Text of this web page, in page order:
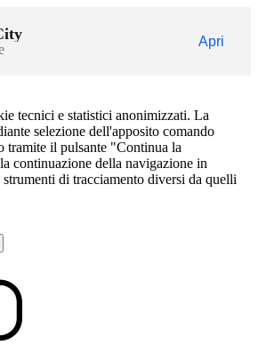
Apri
tecnici e statistici anonimizzati. La
selezione dell'apposito comando
tramite il pulsante "Continua la
continuazione della navigazione in
di tracciamento diversi da quelli